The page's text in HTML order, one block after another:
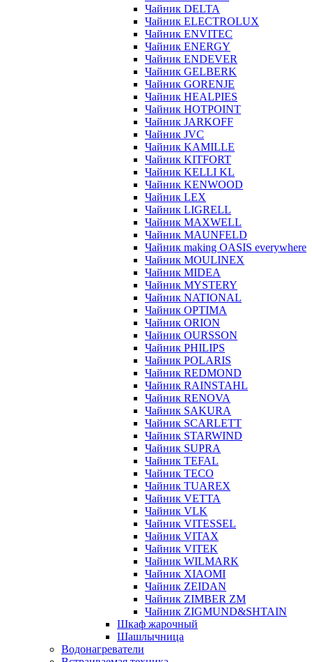
Чайник DELTA
Чайник ELECTROLUX
Чайник ENVITEC
Чайник ENERGY
Чайник ENDEVER
Чайник GELBERK
Чайник GORENJE
Чайник HEALPIES
Чайник HOTPOINT
Чайник JARKOFF
Чайник JVC
Чайник KAMILLE
Чайник KITFORT
Чайник KELLI KL
Чайник KENWOOD
Чайник LEX
Чайник LIGRELL
Чайник MAXWELL
Чайник MAUNFELD
Чайник making OASIS everywhere
Чайник MOULINEX
Чайник MIDEA
Чайник MYSTERY
Чайник NATIONAL
Чайник OPTIMA
Чайник ORION
Чайник OURSSON
Чайник PHILIPS
Чайник POLARIS
Чайник REDMOND
Чайник RAINSTAHL
Чайник RENOVA
Чайник SAKURA
Чайник SCARLETT
Чайник STARWIND
Чайник SUPRA
Чайник TEFAL
Чайник TECO
Чайник TUAREX
Чайник VETTA
Чайник VLK
Чайник VITESSEL
Чайник VITAX
Чайник VITEK
Чайник WILMARK
Чайник XIAOMI
Чайник ZEIDAN
Чайник ZIMBER ZM
Чайник ZIGMUND&SHTAIN
Шкаф жарочный
Шашлычница
Водонагреватели